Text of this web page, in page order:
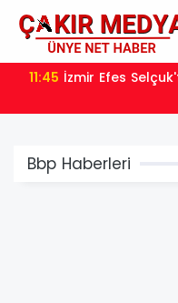
11:39
Bbp Haberleri